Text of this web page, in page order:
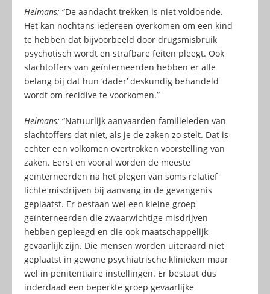
Heimans: “De aandacht trekken is niet voldoende.
Het kan nochtans iedereen overkomen om een kind
te hebben dat bijvoorbeeld door drugsmisbruik
psychotisch wordt en strafbare feiten pleegt. Ook
slachtoffers van geïnterneerden hebben er alle
belang bij dat hun ‘dader’ deskundig behandeld
wordt om recidive te voorkomen.”
Heimans: “Natuurlijk aanvaarden familieleden van
slachtoffers dat niet, als je de zaken zo stelt. Dat is
echter een volkomen overtrokken voorstelling van
zaken. Eerst en vooral worden de meeste
geïnterneerden na het plegen van soms relatief
lichte misdrijven bij aanvang in de gevangenis
geplaatst. Er bestaan wel een kleine groep
geïnterneerden die zwaarwichtige misdrijven
hebben gepleegd en die ook maatschappelijk
gevaarlijk zijn. Die mensen worden uiteraard niet
geplaatst in gewone psychiatrische klinieken maar
wel in penitentiaire instellingen. Er bestaat dus
inderdaad een beperkte groep gevaarlijke